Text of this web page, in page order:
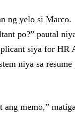
ng yelo si Marco.
po?” pautal
siya for HR
niya sa
ang memo,”